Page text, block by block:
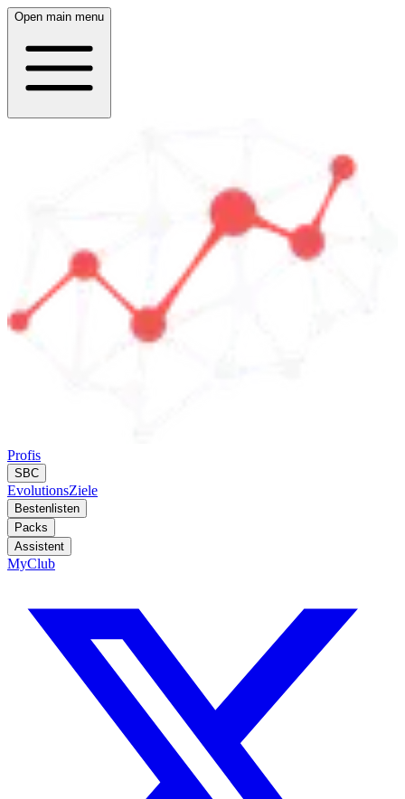
Open main menu
Profis
SBC
EvolutionsZiele
Bestenlisten
Packs
Assistent
MyClub